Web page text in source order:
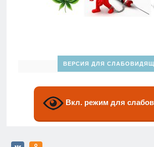
ВЕРСИЯ ДЛЯ
Вкл. режим для